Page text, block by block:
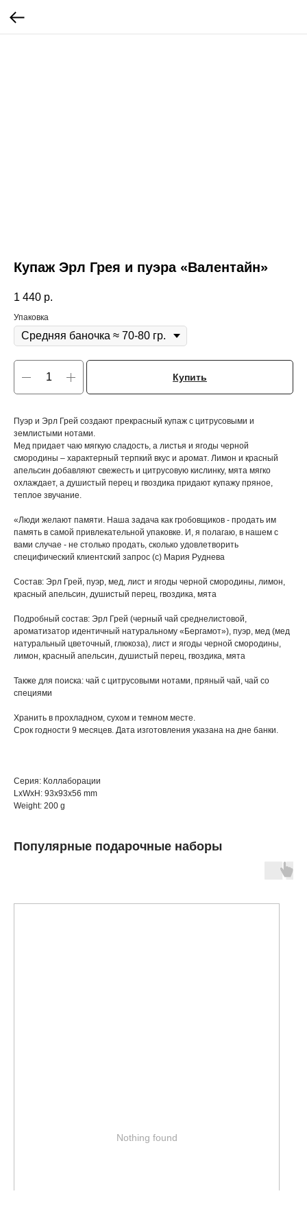
Купаж Эрл Грея и пуэра «Валентайн»
1 440 р.
Упаковка
Купить
Пуэр и Эрл Грей создают прекрасный купаж с цитрусовыми и
землистыми нотами.
Мед придает чаю мягкую сладость, а листья и ягоды черной
смородины – характерный терпкий вкус и аромат. Лимон и красный
апельсин добавляют свежесть и цитрусовую кислинку, мята мягко
охлаждает, а душистый перец и гвоздика придают купажу пряное,
теплое звучание.
«Люди желают памяти. Наша задача как гробовщиков - продать им
память в самой привлекательной упаковке. И, я полагаю, в нашем с
вами случае - не столько продать, сколько удовлетворить
специфический клиентский запрос (с) Мария Руднева
Состав: Эрл Грей, пуэр, мед, лист и ягоды черной смородины, лимон,
красный апельсин, душистый перец, гвоздика, мята
Подробный состав: Эрл Грей (черный чай среднелистовой,
ароматизатор идентичный натуральному «Бергамот»), пуэр, мед (мед
натуральный цветочный, глюкоза), лист и ягоды черной смородины,
лимон, красный апельсин, душистый перец, гвоздика, мята
Также для поиска: чай с цитрусовыми нотами, пряный чай, чай со
специями
Хранить в прохладном, сухом и темном месте.
Срок годности 9 месяцев. Дата изготовления указана на дне банки.
Серия: Коллаборации
LxWxH: 93x93x56 mm
Weight: 200 g
Популярные подарочные наборы
Nothing found